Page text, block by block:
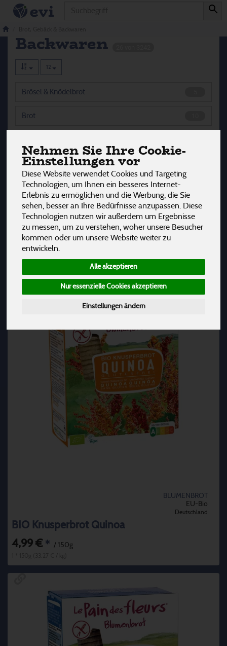
Nehmen Sie Ihre Cookie-
Einstellungen vor
Diese Website verwendet Cookies und Targeting
Technologien, um Ihnen ein besseres Internet-
Erlebnis zu ermöglichen und die Werbung, die Sie
sehen, besser an Ihre Bedürfnisse anzupassen. Diese
Technologien nutzen wir außerdem um Ergebnisse
zu messen, um zu verstehen, woher unsere Besucher
kommen oder um unsere Website weiter zu
entwickeln.
Alle akzeptieren
Nur essenzielle Cookies akzeptieren
Einstellungen ändern
Brot, Gebäck &
Backwaren
12
Brösel & Knödelbrot
Brot
Wraps & Buns
Zwieback
Hersteller Ernährung
BLUMENBROT
EU-Bio
Deutschland
BIO Knusperbrot Quinoa
4,99 € * / 150g